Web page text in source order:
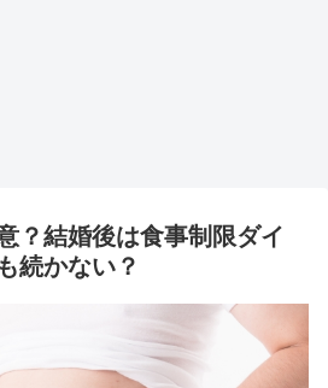
？結婚後は食事制限ダイ
続かない？